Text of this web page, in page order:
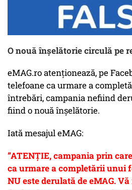
O nouă înșelătorie circulă pe
eMAG.ro atenționează, pe
telefoane ca urmare a
întrebări, campania nefiind
fiind o nouă înșelătorie.
Iată mesajul eMAG:
”ATENȚIE, campania prin
ca urmare a completării unui
NU este derulată de eMAG.